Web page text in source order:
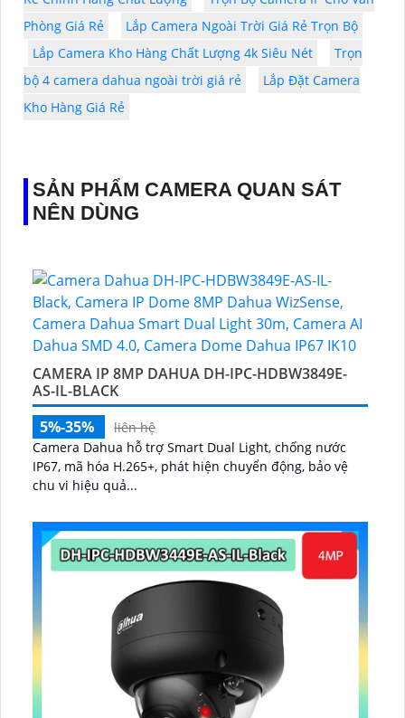
Phòng Giá Rẻ
Lắp Camera Ngoài Trời Giá Rẻ Trọn Bộ
Lắp Camera Kho Hàng Chất Lượng 4k Siêu Nét
Trọn
bộ 4 camera dahua ngoài trời giá rẻ
Lắp Đặt Camera
Kho Hàng Giá Rẻ
SẢN PHẨM CAMERA QUAN SÁT
NÊN DÙNG
CAMERA IP 8MP DAHUA DH-IPC-HDBW3849E-
AS-IL-BLACK
5%-35%
liên hệ
Camera Dahua hỗ trợ Smart Dual Light, chống nước
IP67, mã hóa H.265+, phát hiện chuyển động, bảo vệ
chu vi hiệu quả...